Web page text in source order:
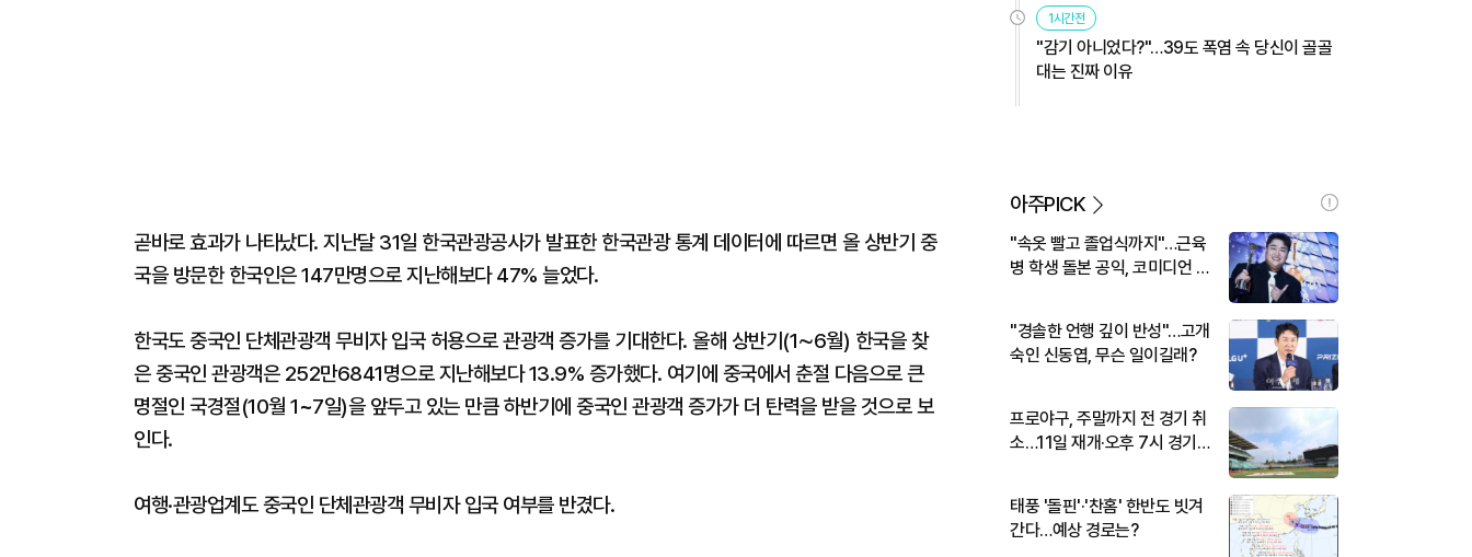
곧바로 효과가 나타났다. 지난달 31일 한국관광공사가 발표한 한국관광 통계 데이터에 따르면 올 상반기 중
국을 방문한 한국인은 147만명으로 지난해보다 47% 늘었다.
한국도 중국인 단체관광객 무비자 입국 허용으로 관광객 증가를 기대한다. 올해 상반기(1∼6월) 한국을 찾
은 중국인 관광객은 252만6841명으로 지난해보다 13.9% 증가했다. 여기에 중국에서 춘절 다음으로 큰
명절인 국경절(10월 1~7일)을 앞두고 있는 만큼 하반기에 중국인 관광객 증가가 더 탄력을 받을 것으로 보
인다.
여행·관광업계도 중국인 단체관광객 무비자 입국 여부를 반겼다.
1시간전
"감기 아니었다?"…39도 폭염 속 당신이 골골
대는 진짜 이유
아주PICK
"속옷 빨고 졸업식까지"…근육
병 학생 돌본 공익, 코미디언 김
"경솔한 언행 깊이 반성"…고개
숙인 신동엽, 무슨 일이길래?
프로야구, 주말까지 전 경기 취
소…11일 재개·오후 7시 경기
태풍 '돌핀'·'찬홈' 한반도 빗겨
간다…예상 경로는?